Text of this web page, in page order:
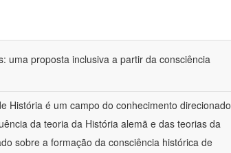
uma proposta inclusiva a partir da consciência
História é um campo do conhecimento direcionado
da teoria da História alemã e das teorias da
sobre a formação da consciência histórica de